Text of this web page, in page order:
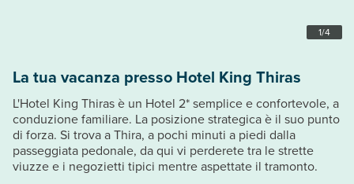
1/4
La tua vacanza presso Hotel King Thiras
L'Hotel King Thiras è un Hotel 2* semplice e confortevole, a
conduzione familiare. La posizione strategica è il suo punto
di forza. Si trova a Thira, a pochi minuti a piedi dalla
passeggiata pedonale, da qui vi perderete tra le strette
viuzze e i negozietti tipici mentre aspettate il tramonto.